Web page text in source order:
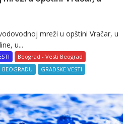
mreži u opštini Vračar, u
u...
Beograd - Vesti Beograd
BEOGRADU
GRADSKE VESTI